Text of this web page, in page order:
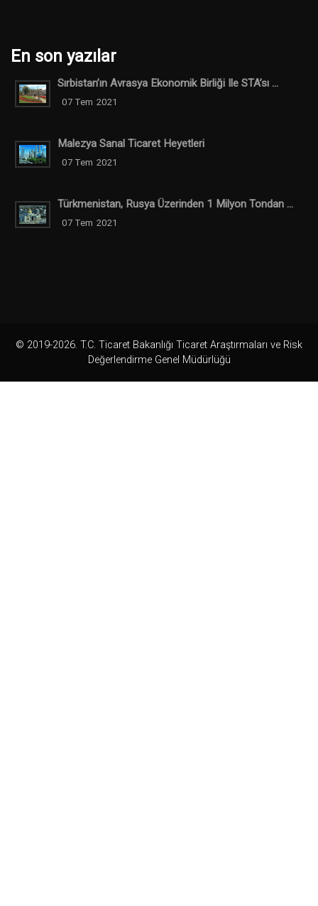
En son yazılar
Sırbistan’ın Avrasya Ekonomik Birliği Ile STA’sı ...
07 Tem 2021
Malezya Sanal Ticaret Heyetleri
07 Tem 2021
Türkmenistan, Rusya Üzerinden 1 Milyon Tondan ...
07 Tem 2021
© 2019-2026. T.C. Ticaret Bakanlığı Ticaret Araştırmaları ve Risk
Değerlendirme Genel Müdürlüğü